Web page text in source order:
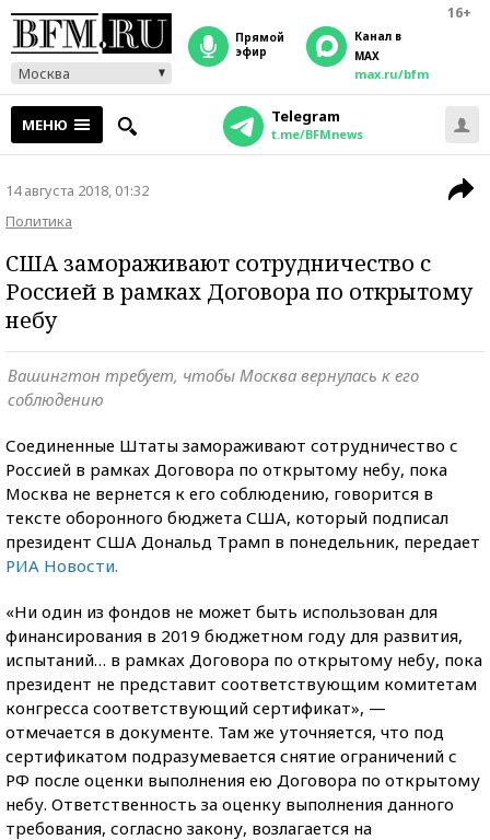
16+
Москва
прямой
эфир
Канал в
MAX
max.ru/bfm
МЕНЮ Telegram
t.me/BFMnews
14 августа 2018, 01:32
Политика
США замораживают сотрудничество с
Россией в рамках Договора по открытому
небу
Вашингтон требует, чтобы Москва вернулась к его
соблюдению
Соединенные Штаты замораживают сотрудничество с
Россией в рамках Договора по открытому небу, пока
Москва не вернется к его соблюдению, говорится в
тексте оборонного бюджета США, который подписал
президент США Дональд Трамп в понедельник, передает
РИА Новости.
«Ни один из фондов не может быть использован для
финансирования в 2019 бюджетном году для развития,
испытаний… в рамках Договора по открытому небу, пока
президент не представит соответствующим комитетам
конгресса соответствующий сертификат», —
отмечается в документе. Там же уточняется, что под
сертификатом подразумевается снятие ограничений с
РФ после оценки выполнения ею Договора по открытому
небу. Ответственность за оценку выполнения данного
требования, согласно закону, возлагается на